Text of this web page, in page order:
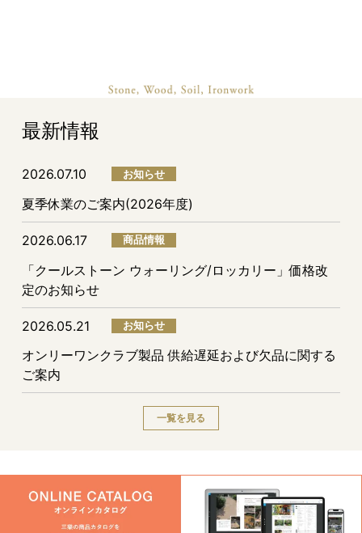
最新情報
2026.07.10 お知らせ
夏季休業のご案内(2026年度)
2026.06.17 商品情報
「クールストーン ウォーリング/ロッカリー」価格改
定のお知らせ
2026.05.21 お知らせ
オンリーワンクラブ製品 供給遅延および欠品に関する
ご案内
一覧を見る